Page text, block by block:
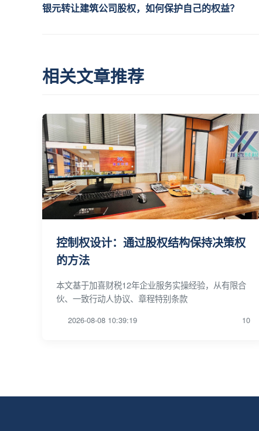
银元转让建筑公司股权，如何保护自己的权益？
相关文章推荐
控制权设计：通过股权结构保持决策权
的方法
本文基于加喜财税12年企业服务实操经验，从有限合
伙、一致行动人协议、章程特别条款
2026-08-08 10:39:19 10